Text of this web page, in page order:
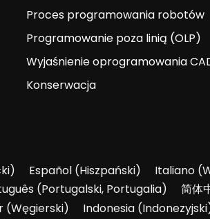
Proces programowania robotów
Programowanie poza linią (OLP)
Wyjaśnienie oprogramowania
Konserwacja
) Español(Hiszpański) Italiano(
(Portugalski, Portugalia) 简体
(Węgierski) Indonesia(Indonezyjski